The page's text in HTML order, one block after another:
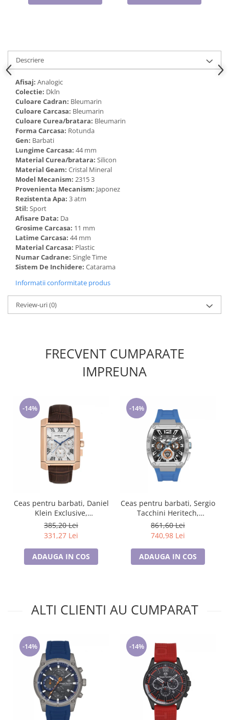
Cadouri pentru Doctori
Descriere
Afisaj: Analogic
Colectie: Dkln
Culoare Cadran: Bleumarin
Culoare Carcasa: Bleumarin
Culoare Curea/bratara: Bleumarin
Forma Carcasa: Rotunda
Gen: Barbati
Lungime Carcasa: 44 mm
Material Curea/bratara: Silicon
Material Geam: Cristal Mineral
Model Mecanism: 2315 3
Provenienta Mecanism: Japonez
Rezistenta Apa: 3 atm
Stil: Sport
Afisare Data: Da
Grosime Carcasa: 11 mm
Latime Carcasa: 44 mm
Material Carcasa: Plastic
Numar Cadrane: Single Time
Sistem De Inchidere: Catarama
Informatii conformitate produs
Review-uri(0)
FRECVENT CUMPARATE
IMPREUNA
-14%
Ceas pentru barbati, Daniel
Klein Exclusive,
DK.1.13748.5
385,20 Lei
331,27 Lei
ADAUGA IN COS
-14%
Ceas pentru barbati, Sergio
Tacchini Heritech,
ST.3.10003.2
861,60 Lei
740,98 Lei
ADAUGA IN COS
ALTI CLIENTI AU CUMPARAT
-14% -14%